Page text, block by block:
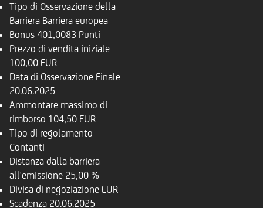
Tipo di Osservazione della
Barriera Barriera europea
Bonus 401,0083 Punti
Prezzo di vendita iniziale
100,00 EUR
Data di Osservazione Finale
20.06.2025
Ammontare massimo di
rimborso 104,50 EUR
Tipo di regolamento
Contanti
Distanza dalla barriera
all'emissione 25,00 %
Divisa di negoziazione EUR
Scadenza 20.06.2025